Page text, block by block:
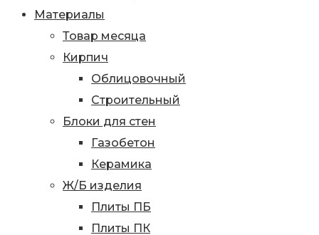
Материалы
Товар месяца
Кирпич
Облицовочный
Строительный
Блоки для стен
Газобетон
Керамика
Ж/Б изделия
Плиты ПБ
Плиты ПК